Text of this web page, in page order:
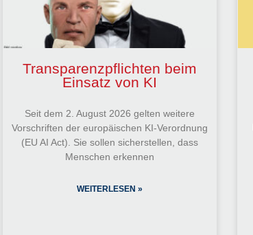
Transparenzpflichten beim
Einsatz von KI
Seit dem 2. August 2026 gelten weitere
Vorschriften der europäischen KI-Verordnung
(EU AI Act). Sie sollen sicherstellen, dass
Menschen erkennen
WEITERLESEN »